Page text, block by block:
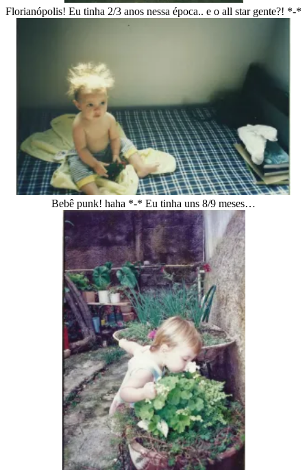
Florianópolis! Eu tinha 2/3 anos nessa época.. e o all star gente?! *-*
Bebê punk! haha *-* Eu tinha uns 8/9 meses…